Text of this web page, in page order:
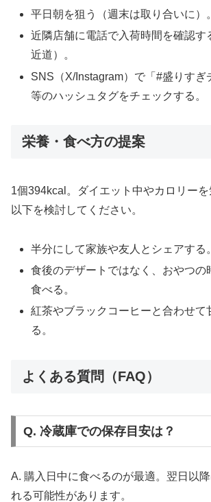
平日朝を狙う（週末は取り合いに）。
近隣店舗に電話で入荷時間を確認す
近道）。
SNS（X/Instagram）で「#盛りすぎ
等のハッシュタグをチェックする。
栄養・食べ方の提案
1個394kcal。ダイエット中やカロリー
以下を検討してください。
半分にして家族や友人とシェアする。
食後のデザートではなく、おやつの
食べる。
紅茶やブラックコーヒーと合わせて
る。
よくある質問（FAQ）
Q. 冷蔵庫での保存目安は？
A. 購入日中に食べるのが最適。翌日以
れる可能性があります。